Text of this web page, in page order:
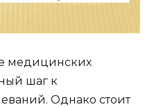
медицинских
шаг к
Однако стоит